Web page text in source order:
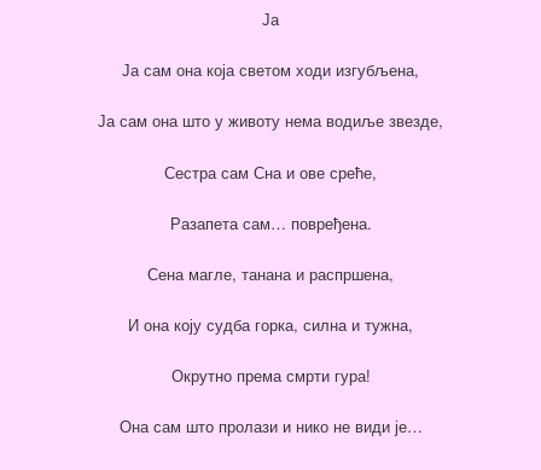
Ја
Ја сам она која светом ходи изгубљена,
Ја сам она што у животу нема водиље звезде,
Сестра сам Сна и ове среће,
Разапета сам… повређена.
Сена магле, танана и распршена,
И она коју судба горка, силна и тужна,
Окрутно према смрти гура!
Она сам што пролази и нико не види је…